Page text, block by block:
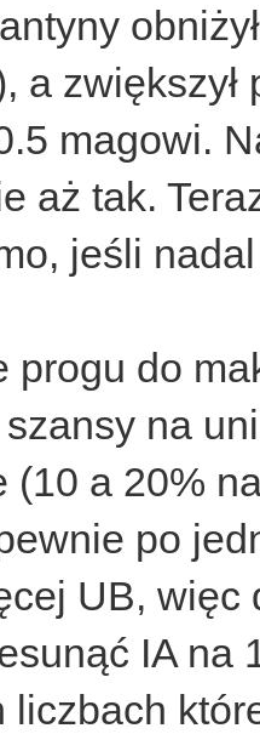
a
magowi.
aż tak.
jeśli nadal
progu do
na
(10 a 20%
po
UB,
IA na
liczbach